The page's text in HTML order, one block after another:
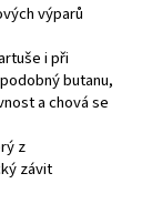
výparů
i při
butanu,
a chová se
z
závit